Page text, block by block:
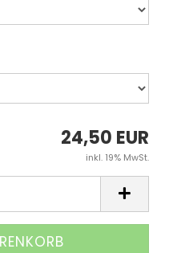
24,50 EUR
inkl. 19% MwSt.